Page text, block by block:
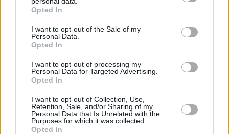
grant or deny consent to Google and its third-party tags to
use your data for below specified purposes in below Google
consent section.
Opted In
I want to opt-out of the Sale of my
Personal Data.
Opted In
I want to opt-out of processing my
Personal Data for Targeted Advertising.
Opted In
I want to opt-out of Collection, Use,
Retention, Sale, and/or Sharing of my
Personal Data that Is Unrelated with the
Purposes for which it was collected.
Opted In